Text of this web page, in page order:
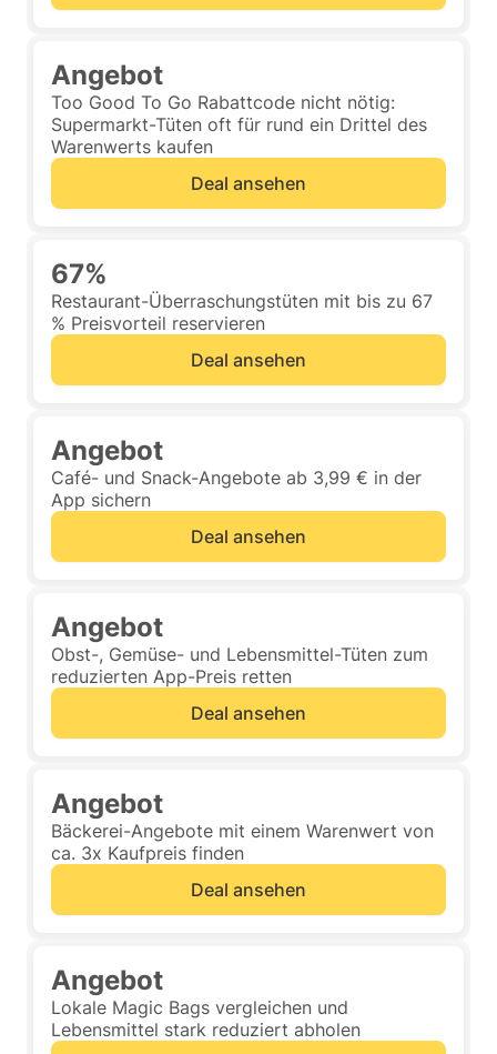
Angebot
Too Good To Go Rabattcode nicht nötig:
Supermarkt-Tüten oft für rund ein Drittel des
Warenwerts kaufen
Deal ansehen
67%
Restaurant-Überraschungstüten mit bis zu 67
% Preisvorteil reservieren
Deal ansehen
Angebot
Café- und Snack-Angebote ab 3,99 € in der
App sichern
Deal ansehen
Angebot
Obst-, Gemüse- und Lebensmittel-Tüten zum
reduzierten App-Preis retten
Deal ansehen
Angebot
Bäckerei-Angebote mit einem Warenwert von
ca. 3x Kaufpreis finden
Deal ansehen
Angebot
Lokale Magic Bags vergleichen und
Lebensmittel stark reduziert abholen